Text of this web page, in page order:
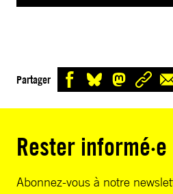
Partager
Rester informé·e
Abonnez-vous à notre